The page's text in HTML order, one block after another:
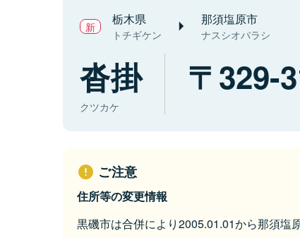
栃木県
トチギケン
那須塩原市
ナスシオバラシ
沓掛
クツカケ
329-
ご注意
住所等の変更情報
黒磯市は合併により2005.01.01から那須塩